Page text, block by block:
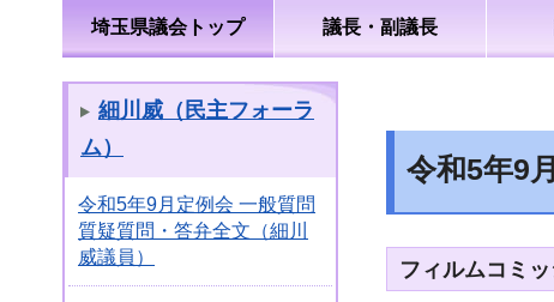
埼玉県議会トップ 議長・副議長
細川威（民主フォーラ
ム）
令和5年9月定例会 一般質問
質疑質問・答弁全文（細川
威議員）
令和5年9
フィルムコミ